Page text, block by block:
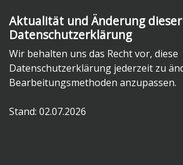
Aktualität und Änderung dieser
Datenschutzerklärung
Wir behalten uns das Recht vor, diese
Datenschutzerklärung jederzeit zu
Bearbeitungsmethoden anzupassen.
Stand: 02.07.2026